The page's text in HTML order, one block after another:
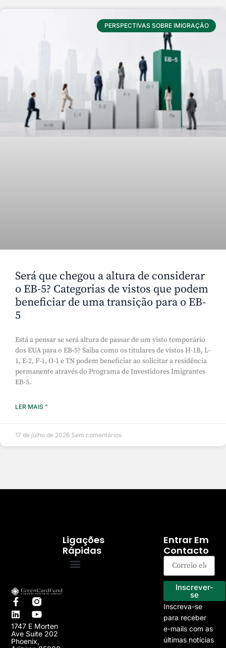
PERSPECTIVAS SOBRE IMIGRAÇÃO
Será que chegou a altura de considerar
o EB-5? Categorias de vistos que podem
beneficiar de uma transição para o EB-
5
Está a pensar se será altura de passar de um visto temporário
dos EUA para o EB-5? Saiba como os titulares de vistos H-1B, L-
1, E-2, F-1, O-1 e TN podem beneficiar ao solicitar a residência
permanente através do Programa de Investidores Imigrantes
EB-5.
LER MAIS "
17 de julho de 2026 Sem comentários
1747 E Morten
Ave Suite 202
Phoenix,
Ligações
Rápidas
Entrar Em
Contacto
Inscrever-
se
Inscreva-se
para receber
e-mails com as
últimas notícias